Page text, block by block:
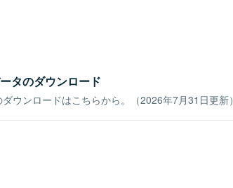
タのダウンロード
ウンロードはこちらから。（2026年7月31日更新）